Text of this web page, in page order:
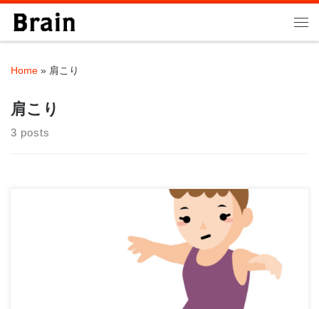
Skip to content
Home » 肩こり
肩こり
3 posts
ストレングストレーナーの大石です！ インナーマッスルトレー